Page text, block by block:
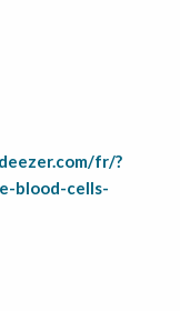
fr/?
blood-cells-